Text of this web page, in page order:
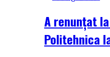
A renunțat
Politehnica